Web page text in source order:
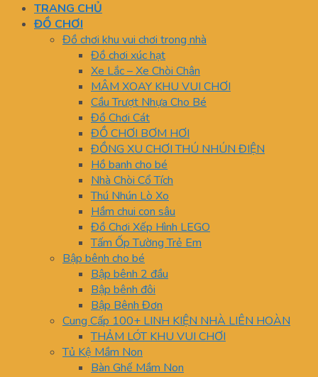
TRANG CHỦ
ĐỒ CHƠI
Đồ chơi khu vui chơi trong nhà
Đồ chơi xúc hạt
Xe Lắc – Xe Chòi Chân
MÂM XOAY KHU VUI CHƠI
Cầu Trượt Nhựa Cho Bé
Đồ Chơi Cát
ĐỒ CHƠI BƠM HƠI
ĐỒNG XU CHƠI THÚ NHÚN ĐIỆN
Hồ banh cho bé
Nhà Chòi Cổ Tích
Thú Nhún Lò Xo
Hầm chui con sâu
Đồ Chơi Xếp Hình LEGO
Tấm Ốp Tường Trẻ Em
Bập bênh cho bé
Bập bênh 2 đầu
Bập bênh đôi
Bập Bênh Đơn
Cung Cấp 100+ LINH KIỆN NHÀ LIÊN HOÀN
THẢM LÓT KHU VUI CHƠI
Tủ Kệ Mầm Non
Bàn Ghế Mầm Non